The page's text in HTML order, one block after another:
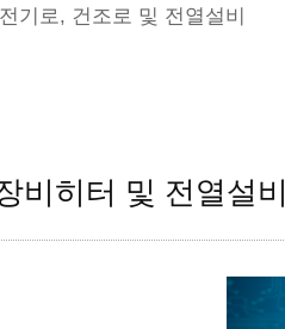
전기로, 건조로 및 전열설비
비히터 및 전열설비